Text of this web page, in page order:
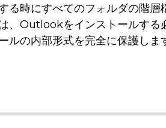
時にすべてのフォルダの階層
、Outlookをインストールする
の内部形式を完全に保護しま